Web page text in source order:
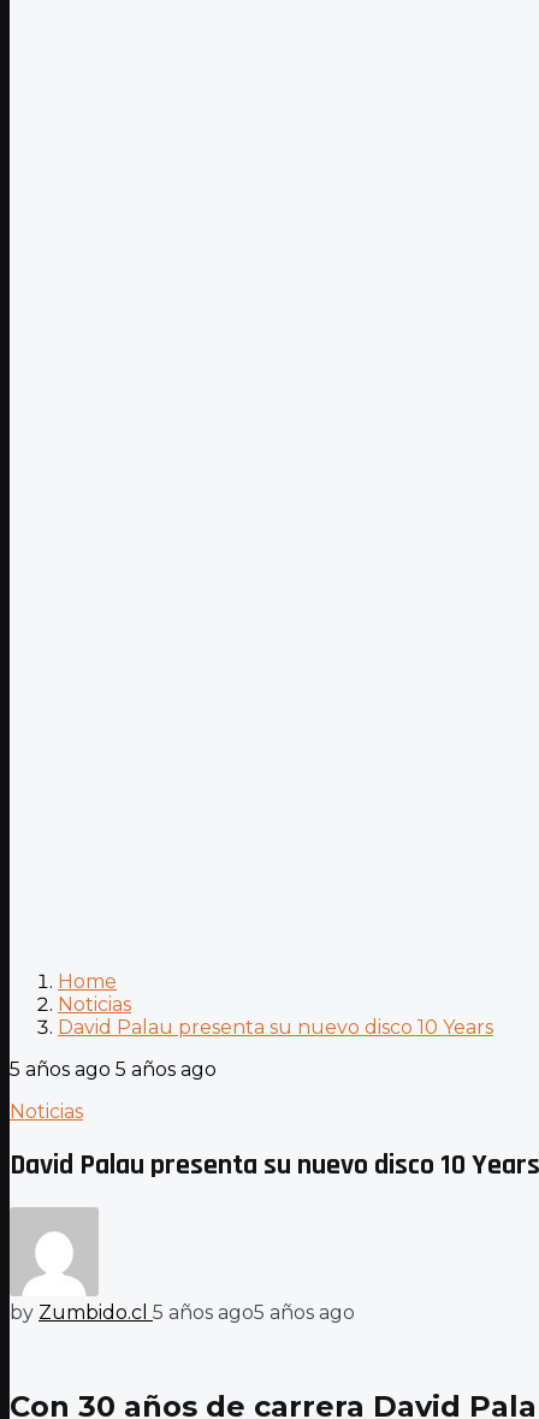
Home
Noticias
David Palau presenta su nuevo disco 10 Years
5 años ago 5 años ago
Noticias
David Palau presenta su nuevo disco 10 Years
by Zumbido.cl 5 años ago5 años ago
Con 30 años de carrera David